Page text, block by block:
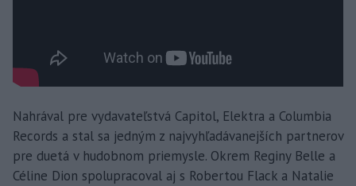
Nahrával pre vydavateľstvá Capitol, Elektra a Columbia
Records a stal sa jedným z najvyhľadávanejších partnerov
pre duetá v hudobnom priemysle. Okrem Reginy Belle a
Céline Dion spolupracoval aj s Robertou Flack a Natalie